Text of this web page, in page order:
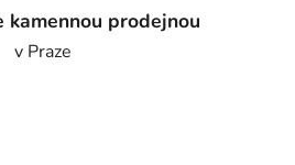
kamennou prodejnou
v Praze